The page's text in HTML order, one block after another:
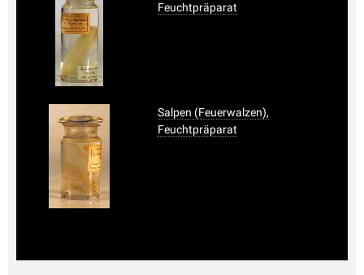
Feuchtpräparat
Salpen (Feuerwalzen),
Feuchtpräparat